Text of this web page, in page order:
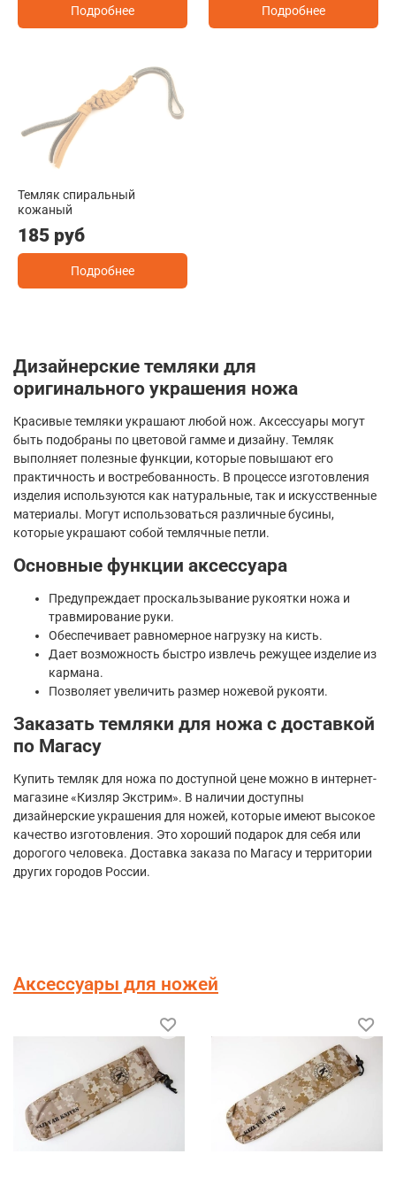
Подробнее Подробнее
Темляк спиральный
кожаный
185 руб
Подробнее
Дизайнерские темляки для
оригинального украшения ножа
Красивые темляки украшают любой нож. Аксессуары могут
быть подобраны по цветовой гамме и дизайну. Темляк
выполняет полезные функции, которые повышают его
практичность и востребованность. В процессе изготовления
изделия используются как натуральные, так и искусственные
материалы. Могут использоваться различные бусины,
которые украшают собой темлячные петли.
Основные функции аксессуара
Предупреждает проскальзывание рукоятки ножа и
травмирование руки.
Обеспечивает равномерное нагрузку на кисть.
Дает возможность быстро извлечь режущее изделие из
кармана.
Позволяет увеличить размер ножевой рукояти.
Заказать темляки для ножа с доставкой
по Магасу
Купить темляк для ножа по доступной цене можно в интернет-
магазине «Кизляр Экстрим». В наличии доступны
дизайнерские украшения для ножей, которые имеют высокое
качество изготовления. Это хороший подарок для себя или
дорогого человека. Доставка заказа по Магасу и территории
других городов России.
Аксессуары для ножей